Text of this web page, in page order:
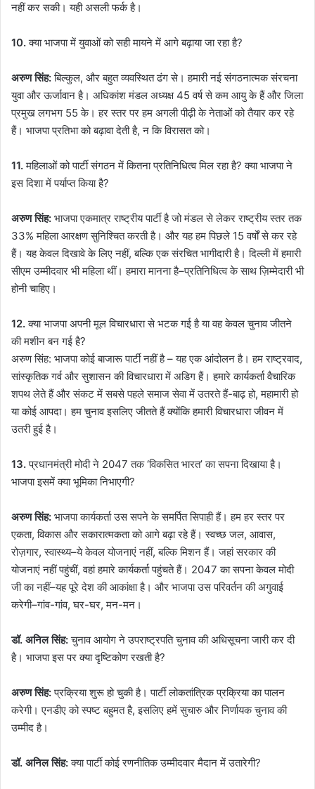
नहीं कर सकी। यही असली फर्क है।
10.क्या भाजपा में युवाओं को सही मायने में आगे बढ़ाया जा रहा है?
अरुण सिंह:बिल्कुल, और बहुत व्यवस्थित ढंग से। हमारी नई संगठनात्मक संरचना
युवा और ऊर्जावान है। अधिकांश मंडल अध्यक्ष 45 वर्ष से कम आयु के हैं और जिला
प्रमुख लगभग 55 के। हर स्तर पर हम अगली पीढ़ी के नेताओं को तैयार कर रहे
हैं। भाजपा प्रतिभा को बढ़ावा देती है, न कि विरासत को।
11.महिलाओं को पार्टी संगठन में कितना प्रतिनिधित्व मिल रहा है? क्या भाजपा ने
इस दिशा में पर्याप्त किया है?
अरुण सिंह: भाजपा एकमात्र राष्ट्रीय पार्टी है जो मंडल से लेकर राष्ट्रीय स्तर तक
33% महिला आरक्षण सुनिश्चित करती है। और यह हम पिछले 15 वर्षों से कर रहे
हैं। यह केवल दिखावे के लिए नहीं, बल्कि एक संरचित भागीदारी है। दिल्ली में हमारी
सीएम उम्मीदवार भी महिला थीं। हमारा मानना है–प्रतिनिधित्व के साथ ज़िम्मेदारी भी
होनी चाहिए।
12.क्या भाजपा अपनी मूल विचारधारा से भटक गई है या वह केवल चुनाव जीतने
की मशीन बन गई है?
अरुण सिंह: भाजपा कोई बाजारू पार्टी नहीं है – यह एक आंदोलन है। हम राष्ट्रवाद,
सांस्कृतिक गर्व और सुशासन की विचारधारा में अडिग हैं। हमारे कार्यकर्ता वैचारिक
शपथ लेते हैं और संकट में सबसे पहले समाज सेवा में उतरते हैं-बाढ़ हो, महामारी हो
या कोई आपदा। हम चुनाव इसलिए जीतते हैं क्योंकि हमारी विचारधारा जीवन में
उतरी हुई है।
13.प्रधानमंत्री मोदी ने 2047 तक ‘विकसित भारत’ का सपना दिखाया है।
भाजपा इसमें क्या भूमिका निभाएगी?
अरुण सिंह: भाजपा कार्यकर्ता उस सपने के समर्पित सिपाही हैं। हम हर स्तर पर
एकता, विकास और सकारात्मकता को आगे बढ़ा रहे हैं। स्वच्छ जल, आवास,
रोज़गार, स्वास्थ्य–ये केवल योजनाएं नहीं, बल्कि मिशन हैं। जहां सरकार की
योजनाएं नहीं पहुंचीं, वहां हमारे कार्यकर्ता पहुंचते हैं। 2047 का सपना केवल मोदी
जी का नहीं–यह पूरे देश की आकांक्षा है। और भाजपा उस परिवर्तन की अगुवाई
करेगी–गांव-गांव, घर-घर, मन-मन।
डॉ. अनिल सिंह:चुनाव आयोग ने उपराष्ट्रपति चुनाव की अधिसूचना जारी कर दी
है। भाजपा इस पर क्या दृष्टिकोण रखती है?
अरुण सिंह:प्रक्रिया शुरू हो चुकी है। पार्टी लोकतांत्रिक प्रक्रिया का पालन
करेगी। एनडीए को स्पष्ट बहुमत है, इसलिए हमें सुचारु और निर्णायक चुनाव की
उम्मीद है।
डॉ. अनिल सिंह:क्या पार्टी कोई रणनीतिक उम्मीदवार मैदान में उतारेगी?